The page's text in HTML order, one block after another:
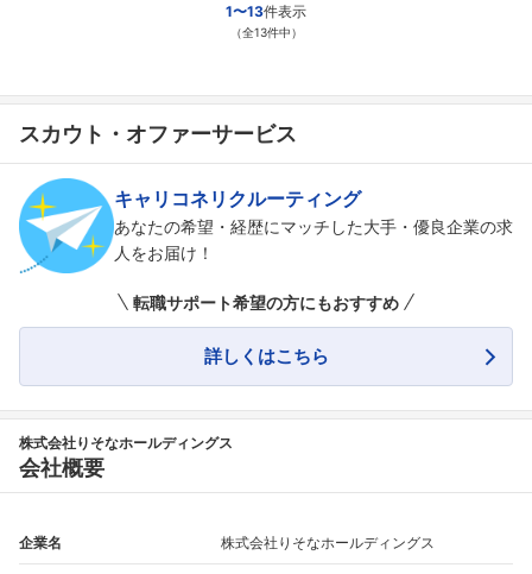
1〜13件表示
（全13件中）
スカウト・オファーサービス
キャリコネリクルーティング
あなたの希望・経歴にマッチした大手・優良企業の求
人をお届け！
転職サポート希望の方にもおすすめ
詳しくはこちら
株式会社りそなホールディングス
会社概要
企業名 株式会社りそなホールディングス